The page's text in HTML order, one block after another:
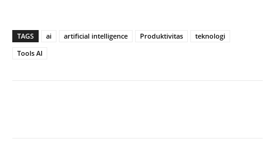
TAGS ai artificial intelligence Produktivitas
teknologi
Tools AI